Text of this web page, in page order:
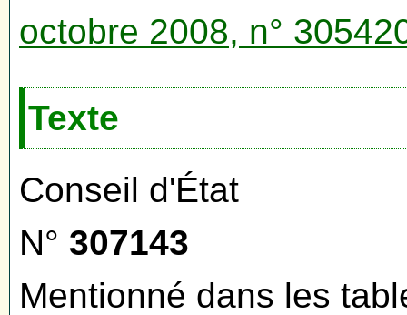
octobre 2008, n°
Texte
Conseil d'État
N° 307143
Mentionné dans les